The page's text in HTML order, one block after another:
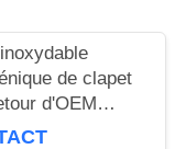
de clapet
d'OEM
en forme